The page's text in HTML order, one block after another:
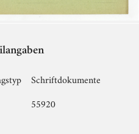
Schriftdokumente
55920